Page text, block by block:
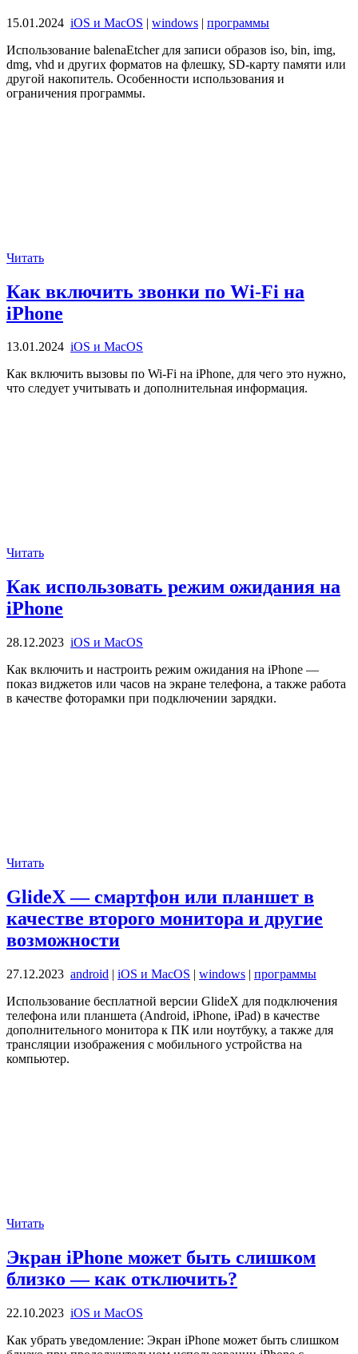
15.01.2024 iOS и MacOS | windows | программы
Использование balenaEtcher для записи образов iso, bin, img,
dmg, vhd и других форматов на флешку, SD-карту памяти или
другой накопитель. Особенности использования и
ограничения программы.
Читать
Как включить звонки по Wi-Fi на
iPhone
13.01.2024 iOS и MacOS
Как включить вызовы по Wi-Fi на iPhone, для чего это нужно,
что следует учитывать и дополнительная информация.
Читать
Как использовать режим ожидания на
iPhone
28.12.2023 iOS и MacOS
Как включить и настроить режим ожидания на iPhone —
показ виджетов или часов на экране телефона, а также работа
в качестве фоторамки при подключении зарядки.
Читать
GlideX — смартфон или планшет в
качестве второго монитора и другие
возможности
27.12.2023 android | iOS и MacOS | windows | программы
Использование бесплатной версии GlideX для подключения
телефона или планшета (Android, iPhone, iPad) в качестве
дополнительного монитора к ПК или ноутбуку, а также для
трансляции изображения с мобильного устройства на
компьютер.
Читать
Экран iPhone может быть слишком
близко — как отключить?
22.10.2023 iOS и MacOS
Как убрать уведомление: Экран iPhone может быть слишком